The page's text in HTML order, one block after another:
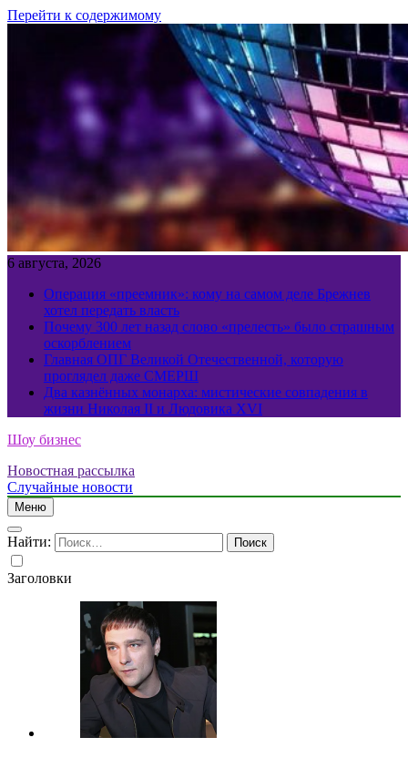
Перейти к содержимому
6 августа, 2026
Операция «преемник»: кому на самом деле Брежнев
хотел передать власть
Почему 300 лет назад слово «прелесть» было страшным
оскорблением
Главная ОПГ Великой Отечественной, которую
проглядел даже СМЕРШ
Два казнённых монарха: мистические совпадения в
жизни Николая II и Людовика XVI
Шоу бизнес
Новостная рассылка
Случайные новости
Меню
Найти:
Заголовки